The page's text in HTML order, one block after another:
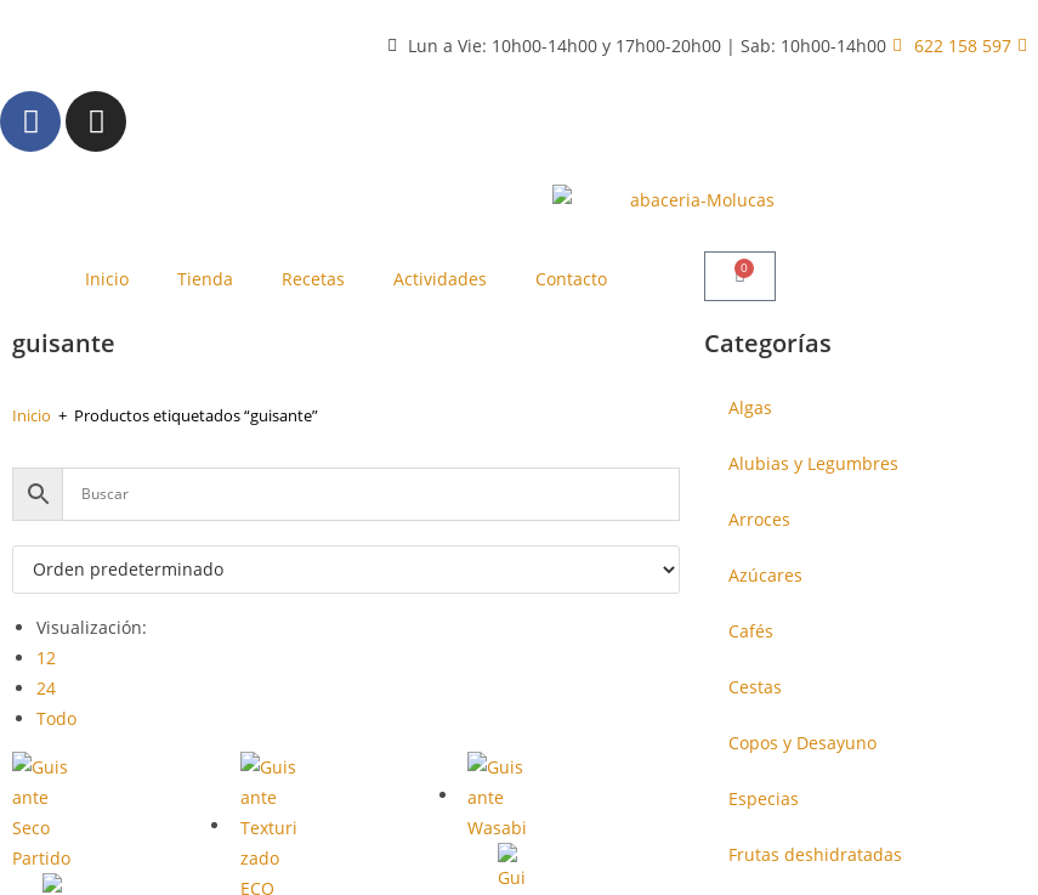
Lun a Vie: 10h00-14h00 y 17h00-20h00 | Sab: 10h00-14h00 622 158 597
Inicio Tienda Recetas Actividades Contacto 0
guisante
Inicio + Productos etiquetados “guisante”
Visualización:
12
24
Todo
Categorías
Algas
Alubias y Legumbres
Arroces
Azúcares
Cafés
Cestas
Copos y Desayuno
Especias
Frutas deshidratadas